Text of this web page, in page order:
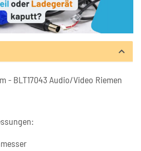
- BLT17043 Audio/Video Riemen